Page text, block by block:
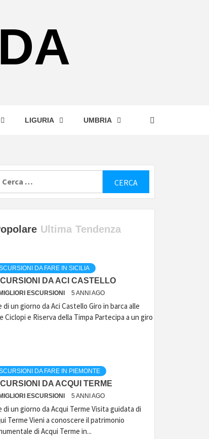
LIGURIA UMBRIA
Ultima Tendenza
DA FARE IN SICILIA
DA ACI CASTELLO
MIGLIORI ESCURSIONI 5 ANNI AGO
di un giorno da Aci Castello Giro in barca alle
Ciclopi e Riserva della Timpa Partecipa a un giro
DA FARE IN PIEMONTE
DA ACQUI TERME
MIGLIORI ESCURSIONI 5 ANNI AGO
di un giorno da Acqui Terme Visita guidata di
Terme Vieni a conoscere il patrimonio
di Acqui Terme in...